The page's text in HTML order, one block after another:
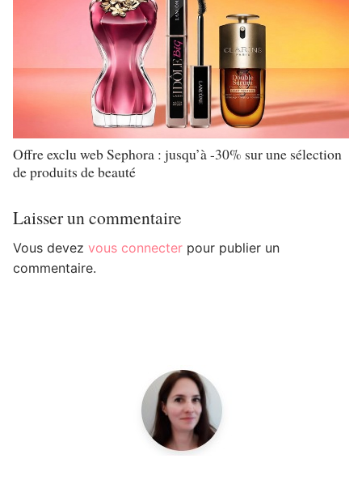
Offre exclu web Sephora : jusqu’à -30% sur une sélection
de produits de beauté
Laisser un commentaire
Vous devez vous connecter pour publier un
commentaire.